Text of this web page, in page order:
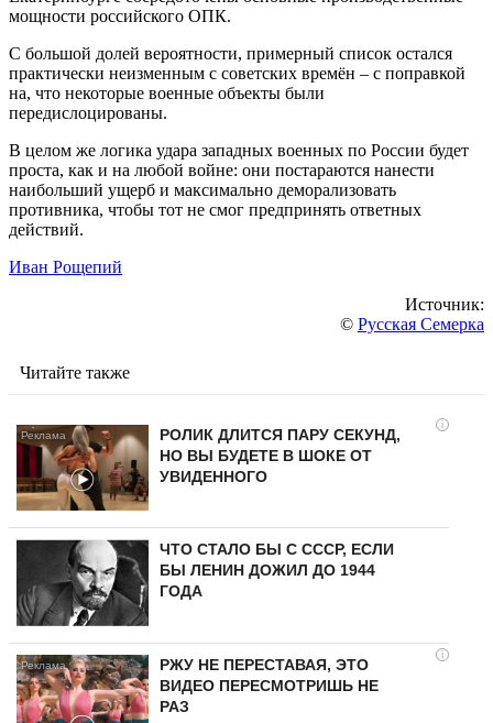
мощности российского ОПК.
С большой долей вероятности, примерный список остался
практически неизменным с советских времён – с поправкой
на, что некоторые военные объекты были
передислоцированы.
В целом же логика удара западных военных по России будет
проста, как и на любой войне: они постараются нанести
наибольший ущерб и максимально деморализовать
противника, чтобы тот не смог предпринять ответных
действий.
Иван Рощепий
Источник:
© Русская Семерка
Читайте также
i
РОЛИК ДЛИТСЯ ПАРУ СЕКУНД,
НО ВЫ БУДЕТЕ В ШОКЕ ОТ
УВИДЕННОГО
ЧТО СТАЛО БЫ С СССР, ЕСЛИ
БЫ ЛЕНИН ДОЖИЛ ДО 1944
ГОДА
i
РЖУ НЕ ПЕРЕСТАВАЯ, ЭТО
ВИДЕО ПЕРЕСМОТРИШЬ НЕ
РАЗ